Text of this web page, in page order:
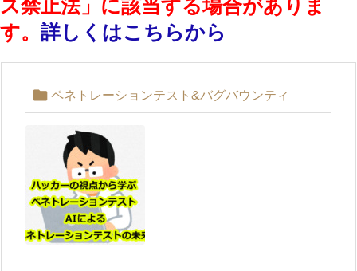
ス禁止法」に該当する場合がありま
す。 詳しくはこちらから
 ペネトレーションテスト&バグバウンティ